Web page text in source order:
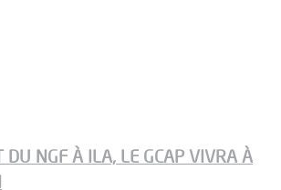
DU NGF À ILA, LE GCAP VIVRA À